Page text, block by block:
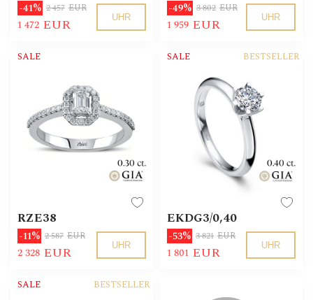
-41% 2 457 EUR
1 472 EUR UHR
-49% 3 802 EUR
1 959 EUR UHR
SALE
RZE38
-11% 2 587 EUR
2 328 EUR UHR
BESTSELLER
SALE
EKDG3/0,40
-53% 3 821 EUR
1 801 EUR UHR
BESTSELLER
SALE